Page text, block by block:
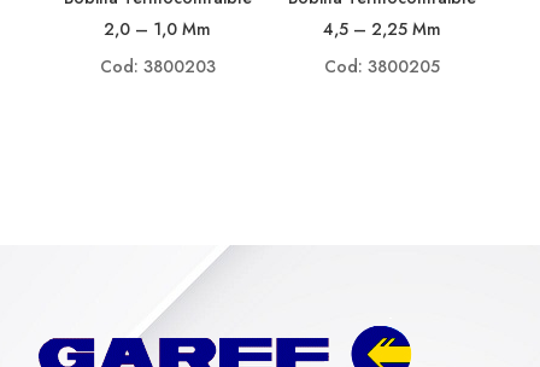
2,0 – 1,0 Mm
Cod: 3800203
4,5 – 2,25 Mm
Cod: 3800205